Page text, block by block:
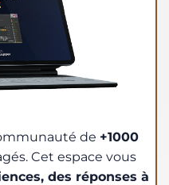
de +1000
Cet espace vous
des réponses à